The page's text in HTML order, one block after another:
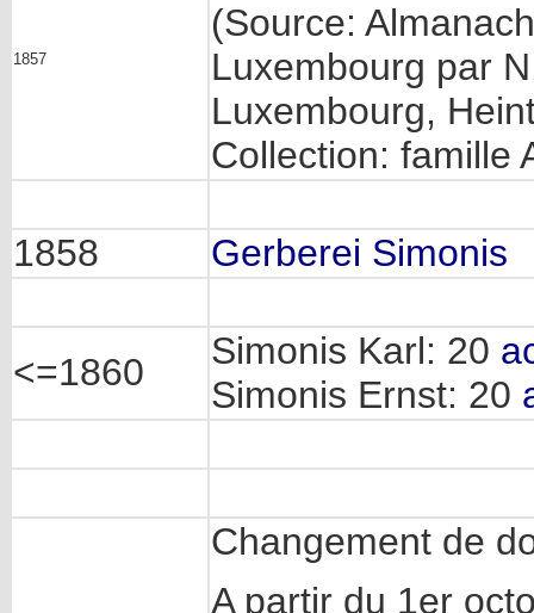
1857
(Source:
Luxembourg par
Luxembourg,
Collection: famille
1858 Gerberei Simonis
<=1860 Simonis Karl: 20
Simonis Ernst: 20
Changement de
A partir du 1er